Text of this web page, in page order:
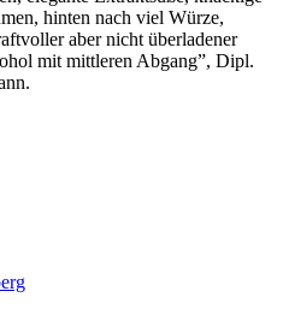
hinten nach viel Würze,
aber nicht überladener
mit mittleren Abgang”, Dipl.